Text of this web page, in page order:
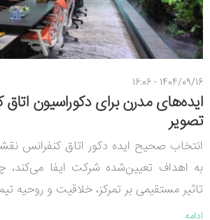
1404/09/16 - 16:06
ایده‌های مدرن برای دکوراسیون
تصویر
انتخاب صحیح ایده دکور اتاق کنفرانس
به اهداف تعیین‌شده شرکت ایفا می‌کند،
تاثیر مستقیمی بر تمرکز، خلاقیت و روحیه
ادامه